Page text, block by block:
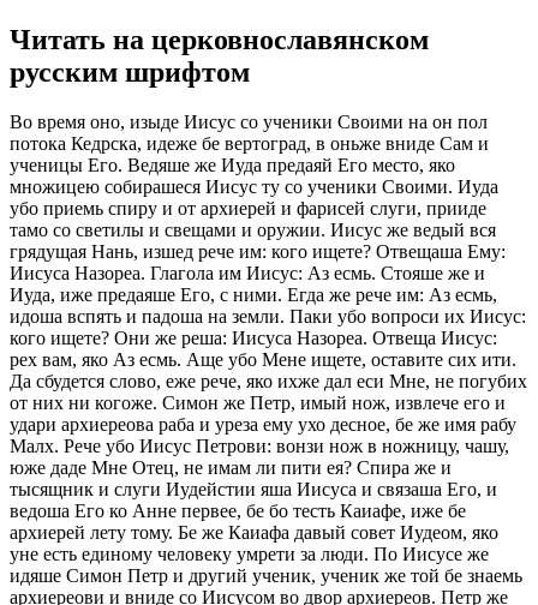
Читать на церковнославянском
русским шрифтом
Во время оно, изыде Иисус со ученики Своими на он пол
потока Кедрска, идеже бе вертоград, в оньже вниде Сам и
ученицы Его. Ведяше же Иуда предаяй Его место, яко
множицею собирашеся Иисус ту со ученики Своими. Иуда
убо приемь спиру и от архиерей и фарисей слуги, прииде
тамо со светилы и свещами и оружии. Иисус же ведый вся
грядущая Нань, изшед рече им: кого ищете? Отвещаша Ему:
Иисуса Назореа. Глагола им Иисус: Аз есмь. Стояше же и
Иуда, иже предаяше Его, с ними. Егда же рече им: Аз есмь,
идоша вспять и падоша на земли. Паки убо вопроси их Иисус:
кого ищете? Они же реша: Иисуса Назореа. Отвеща Иисус:
рех вам, яко Аз есмь. Аще убо Мене ищете, оставите сих ити.
Да сбудется слово, еже рече, яко ихже дал еси Мне, не погубих
от них ни когоже. Симон же Петр, имый нож, извлече его и
удари архиереова раба и уреза ему ухо десное, бе же имя рабу
Малх. Рече убо Иисус Петрови: вонзи нож в ножницу, чашу,
юже даде Мне Отец, не имам ли пити ея? Спира же и
тысящник и слуги Иудейстии яша Иисуса и связаша Его, и
ведоша Его ко Анне первее, бе бо тесть Каиафе, иже бе
архиерей лету тому. Бе же Каиафа давый совет Иудеом, яко
уне есть единому человеку умрети за люди. По Иисусе же
идяше Симон Петр и другий ученик, ученик же той бе знаемь
архиереови и вниде со Иисусом во двор архиереов. Петр же